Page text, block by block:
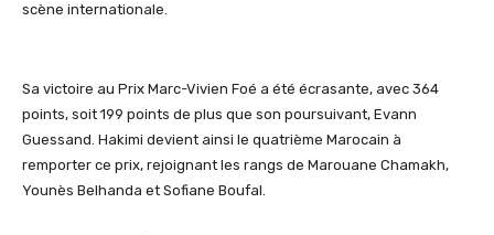
scène internationale.
Sa victoire au Prix Marc-Vivien Foé a été écrasante, avec 364
points, soit 199 points de plus que son poursuivant, Evann
Guessand. Hakimi devient ainsi le quatrième Marocain à
remporter ce prix, rejoignant les rangs de Marouane Chamakh,
Younès Belhanda et Sofiane Boufal.